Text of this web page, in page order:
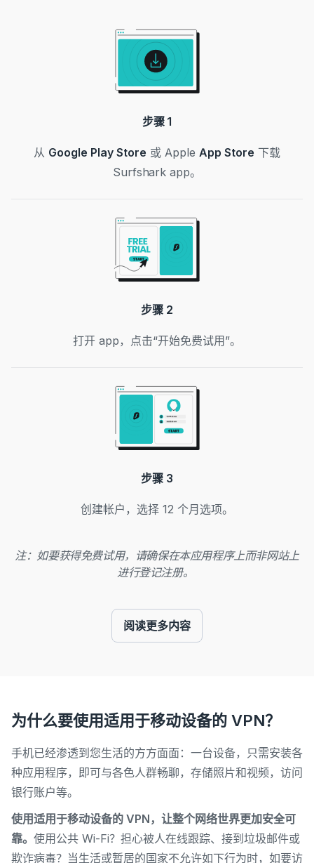
步骤 1
从 Google Play Store 或 Apple App Store 下载
Surfshark app。
步骤 2
打开 app，点击“开始免费试用”。
步骤 3
创建帐户，选择 12 个月选项。
注：如要获得免费试用，请确保在本应用程序上而非网站上
进行登记注册。
阅读更多内容
为什么要使用适用于移动设备的 VPN？
手机已经渗透到您生活的方方面面：一台设备，只需安装各
种应用程序，即可与各色人群畅聊，存储照片和视频，访问
银行账户等。
使用适用于移动设备的 VPN，让整个网络世界更加安全可
靠。 使用 公共 Wi-Fi？ 担心被人在线跟踪、接到垃圾邮件或
欺诈病毒？ 当生活或暂居的国家不允许如下行为时， 如要访